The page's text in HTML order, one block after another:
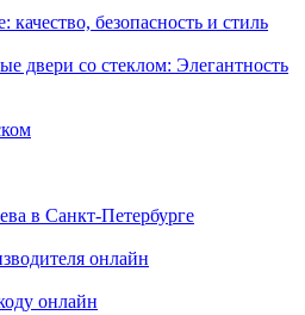
качество, безопасность и стиль
двери со стеклом: Элегантность
в Санкт-Петербурге
онлайн
онлайн